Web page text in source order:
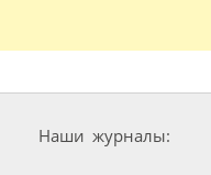
Наши журналы: